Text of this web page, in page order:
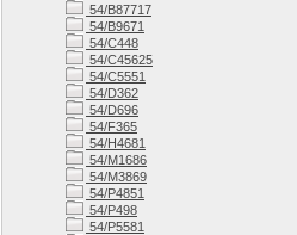
54/B87717
54/B9671
54/C448
54/C45625
54/C5551
54/D362
54/D696
54/F365
54/H4681
54/M1686
54/M3869
54/P4851
54/P498
54/P5581